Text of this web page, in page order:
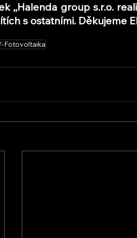
,,Halenda group s.r.o.
s ostatními. Děkujeme
Fotovoltaika